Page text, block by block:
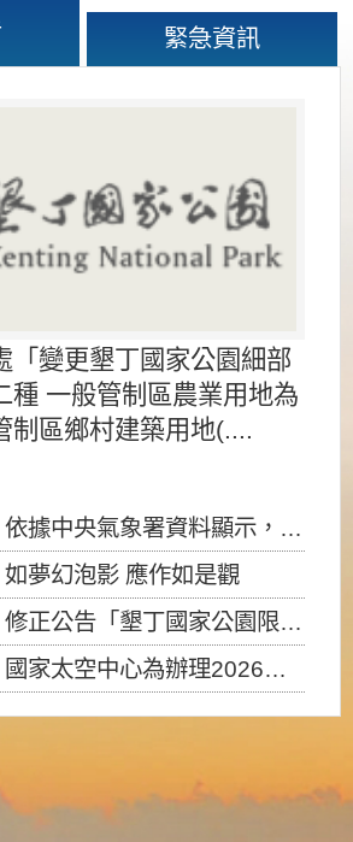
緊急資訊
「變更墾丁國家公園細部
種 一般管制區農業用地為
制區鄉村建築用地(....
依據中央氣象署資料顯示，白海豚颱風持續接近臺灣，請密切注意動向及早完成防災應變準備
如夢幻泡影 應作如是觀
修正公告「墾丁國家公園限制水域遊憩活動之種類、範圍、時間及行為」，自即日生效。
國家太空中心為辦理2026台灣盃火箭競賽，陸、海、空域警戒及協調相關事宜，因颱風備案事宜